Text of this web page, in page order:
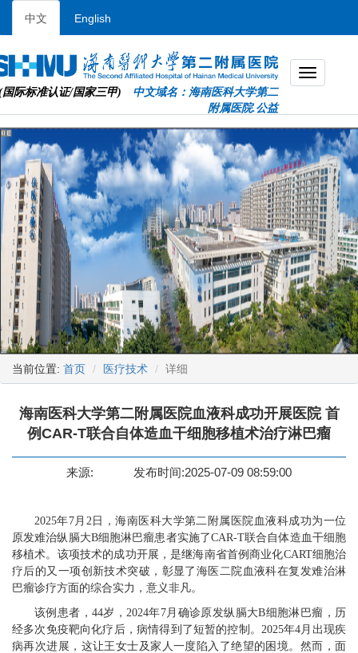
中文 English
国际标准认证/国家三甲) 中文域名：海南医科大学第二
附属医院.公益
当前位置: 首页 医疗技术 详细
海南医科大学第二附属医院血液科成功开展医院 首
例CAR-T联合自体造血干细胞移植术治疗淋巴瘤
来源: 发布时间:2025-07-09 08:59:00
2025年7月2日，海南医科大学第二附属医院血液科成功为一位
原发难治纵膈大B细胞淋巴瘤患者实施了CAR-T联合自体造血干细胞
移植术。 该项技术的成功开展，是继海南省首例商业化CART细胞治
疗后的又一项创新技术突破，彰显了海医二院血液科在复发难治淋
巴瘤诊疗方面的综合实力， 意义非凡。
该例患者， 44岁，2024年7月确诊原发纵膈大B细胞淋巴瘤，历
经多次免疫靶向化疗后，病情得到了短暂的控制。2025年4月出现疾
病再次进展，这让王女士及家人一度陷入了绝望的困境。然而， 面